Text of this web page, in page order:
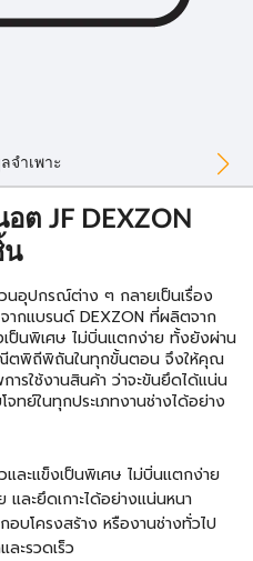
จำเพาะ
ต JF DEXZON
น
อุปกรณ์ต่าง ๆ กลายเป็นเรื่อง
กแบรนด์ DEXZON ที่ผลิตจาก
ป็นพิเศษ ไม่บิ่นแตกง่าย ทั้งยังผ่าน
ณีตพิถีพิถันในทุกขั้นตอน จึงให้คุณ
ารใช้งานสินค้า ว่าจะขันยึดได้แน่น
ทย์ในทุกประเภทงานช่างได้อย่าง
ละแข็งเป็นพิเศษ ไม่บิ่นแตกง่าย
ละยึดเกาะได้อย่างแน่นหนา
อบโครงสร้าง หรืองานช่างทั่วไป
ะรวดเร็ว